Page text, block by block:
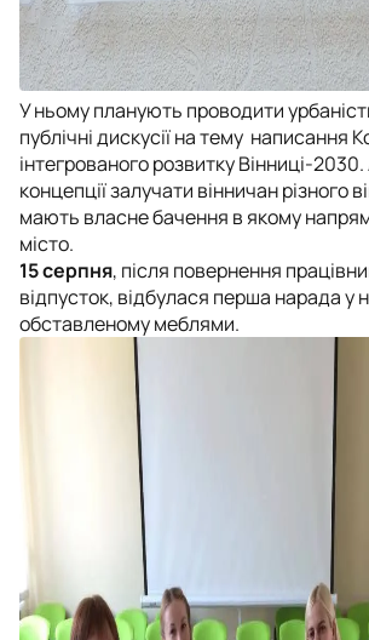
У ньому планують проводити
публічні дискусії на тему написання
інтегрованого розвитку Вінниці-
концепції залучати вінничан різного
мають власне бачення в якому
місто.
15 серпня, після повернення
відпусток, відбулася перша нарада у
обставленому меблями.